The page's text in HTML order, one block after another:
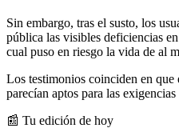
Sin embargo, tras el susto, los
pública las visibles deficiencias
cual puso en riesgo la vida de al
Los testimonios coinciden en
parecían aptos para las
📰 Tu edición de hoy